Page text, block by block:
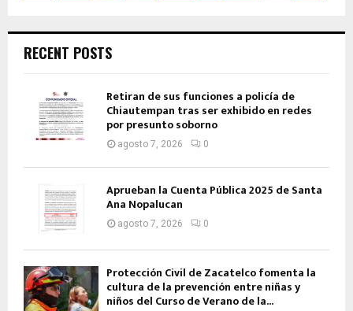
RECENT POSTS
Retiran de sus funciones a policía de
Chiautempan tras ser exhibido en redes
por presunto soborno
agosto 7, 2026 0
Aprueban la Cuenta Pública 2025 de Santa
Ana Nopalucan
agosto 7, 2026 0
Protección Civil de Zacatelco fomenta la
cultura de la prevención entre niñas y
niños del Curso de Verano de la...